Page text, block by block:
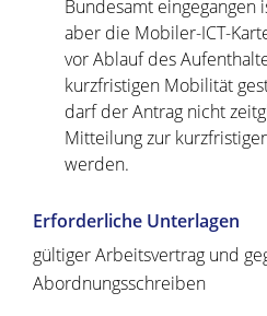
Bundesamt eingegangen
aber die Mobiler-ICT-
vor Ablauf des
kurzfristigen Mobilität
darf der Antrag nicht
Mitteilung zur
werden.
Erforderliche Unterlagen
gültiger Arbeitsvertrag und
Abordnungsschreiben